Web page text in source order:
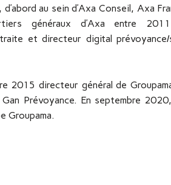
au sein d’Axa Conseil, Axa
généraux d’Axa entre
et directeur digital
2015 directeur général de
Prévoyance. En septembre
Groupama.